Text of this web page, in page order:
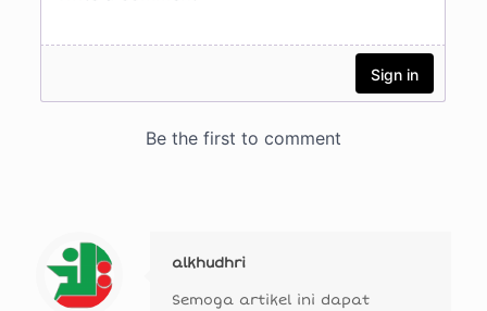
alkhudhri
Semoga artikel ini dapat